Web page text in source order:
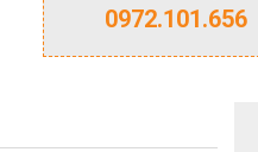
0972.101.656